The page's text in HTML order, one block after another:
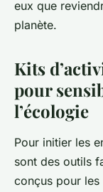
eux que
planète.
Kits
pour
l’écologie
Pour initier les
sont des outils
conçus pour les